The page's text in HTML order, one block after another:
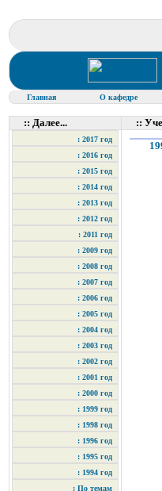
Главная О кафедре
:: Далее... ::
: 2017 год
: 2016 год
: 2015 год
: 2014 год
: 2013 год
: 2012 год
: 2011 год
: 2009 год
: 2008 год
: 2007 год
: 2006 год
: 2005 год
: 2004 год
: 2003 год
: 2002 год
: 2001 год
: 2000 год
: 1999 год
: 1998 год
: 1996 год
: 1995 год
: 1994 год
: По темам